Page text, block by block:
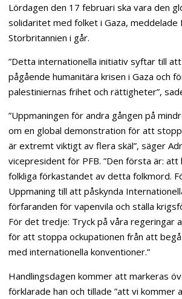
Lördagen den 17 februari ska vara den
solidaritet med folket i Gaza, meddelade
Storbritannien i går.
”Detta internationella initiativ syftar till
pågående humanitära krisen i Gaza och
palestiniernas frihet och rättigheter”,
”Uppmaningen för andra gången på
om en global demonstration för att
är extremt viktigt av flera skäl”, säger
vicepresident för PFB. ”Den första är:
folkliga förkastandet av detta folkmord.
Uppmaning till att påskynda
förfaranden för vapenvila och ställa
För det tredje: Tryck på våra regeringar
för att stoppa ockupationen från att
med internationella konventioner.”
Handlingsdagen kommer att markeras
förklarade han och tillade ”att vi